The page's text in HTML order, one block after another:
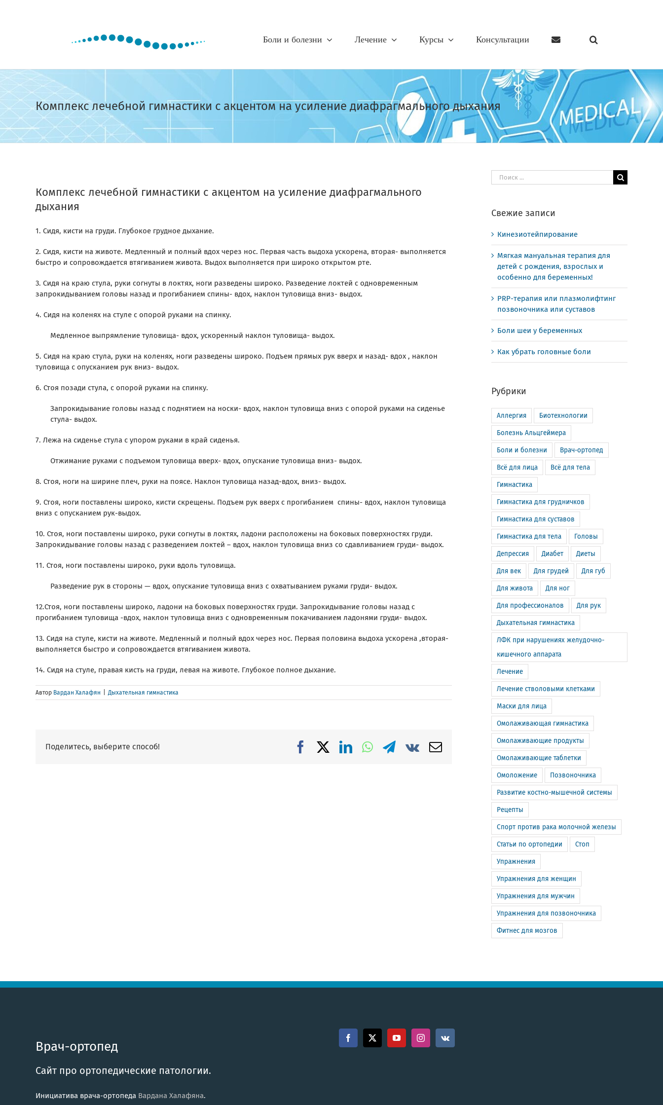
Боли и болезни Лечение Курсы Консультации
Комплекс лечебной гимнастики с акцентом на усиление диафрагмального дыхания
Image
Комплекс лечебной гимнастики с акцентом на усиление диафрагмального
дыхания
1. Сидя, кисти на груди. Глубокое грудное дыхание.
2. Сидя, кисти на животе. Медленный и полный вдох через нос. Первая часть выдоха ускорена, вторая- выполняется
быстро и сопровождается втягиванием живота. Выдох выполняется при широко открытом рте.
3. Сидя на краю стула, руки согнуты в локтях, ноги разведены широко. Разведение локтей с одновременным
запрокидыванием головы назад и прогибанием спины- вдох, наклон туловища вниз- выдох.
4. Сидя на коленях на стуле с опорой руками на спинку.
Медленное выпрямление туловища- вдох, ускоренный наклон туловища- выдох.
5. Сидя на краю стула, руки на коленях, ноги разведены широко. Подъем прямых рук вверх и назад- вдох , наклон
туловища с опусканием рук вниз- выдох.
6. Стоя позади стула, с опорой руками на спинку.
Запрокидывание головы назад с поднятием на носки- вдох, наклон туловища вниз с опорой руками на сиденье
стула- выдох.
7. Лежа на сиденье стула с упором руками в край сиденья.
Отжимание руками с подъемом туловища вверх- вдох, опускание туловища вниз- выдох.
8. Стоя, ноги на ширине плеч, руки на поясе. Наклон туловища назад-вдох, вниз- выдох.
9. Стоя, ноги поставлены широко, кисти скрещены. Подъем рук вверх с прогибанием спины- вдох, наклон туловища
вниз с опусканием рук-выдох.
10. Стоя, ноги поставлены широко, руки согнуты в локтях, ладони расположены на боковых поверхностях груди.
Запрокидывание головы назад с разведением локтей – вдох, наклон туловища вниз со сдавливанием груди- выдох.
11. Стоя, ноги поставлены широко, руки вдоль туловища.
Разведение рук в стороны — вдох, опускание туловища вниз с охватыванием руками груди- выдох.
12.Стоя, ноги поставлены широко, ладони на боковых поверхностях груди. Запрокидывание головы назад с
прогибанием туловища -вдох, наклон туловища вниз с одновременным покачиванием ладонями груди- выдох.
13. Сидя на стуле, кисти на животе. Медленный и полный вдох через нос. Первая половина выдоха ускорена ,вторая-
выполняется быстро и сопровождается втягиванием живота.
14. Сидя на стуле, правая кисть на груди, левая на животе. Глубокое полное дыхание.
Автор Вардан Халафян Дыхательная гимнастика
Поделитесь, выберите способ! FacebookLinkedIn
WhatsApp
Telegram
Vk Email
Результат
поиска:
Свежие записи
Кинезиотейпирование
Мягкая мануальная терапия для
детей с рождения, взрослых и
особенно для беременных!
PRP-терапия или плазмолифтинг
позвоночника или суставов
Боли шеи у беременных
Как убрать головные боли
Рубрики
Аллергия Биотехнологии
Болезнь Альцгеймера
Боли и болезни Врач-ортопед
Всё для лица Всё для тела
Гимнастика
Гимнастика для грудничков
Гимнастика для суставов
Гимнастика для тела Головы
Депрессия Диабет Диеты
Для век Для грудей Для губ
Для живота Для ног
Для профессионалов Для рук
Дыхательная гимнастика
ЛФК при нарушениях желудочно-
кишечного аппарата
Лечение
Лечение стволовыми клетками
Маски для лица
Омолаживающая гимнастика
Омолаживающие продукты
Омолаживающие таблетки
Омоложение Позвоночника
Развитие костно-мышечной системы
Рецепты
Спорт против рака молочной железы
Статьи по ортопедии Стоп
Упражнения
Упражнения для женщин
Упражнения для мужчин
Упражнения для позвоночника
Фитнес для мозгов
Врач-ортопед
Сайт про ортопедические патологии.
Инициатива врача-ортопеда Вардана Халафяна.